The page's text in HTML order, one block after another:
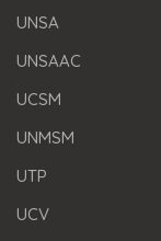
UNSA
UNSAAC
UCSM
UNMSM
UTP
UCV